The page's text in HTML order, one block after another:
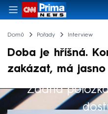
Domů Pořady Interview
Doba je hříšná.
zakázat, má
Žádná
Výběr redakce